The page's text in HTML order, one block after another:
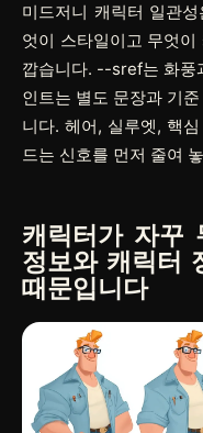
미드저니 캐릭터 일관
엇이 스타일이고 무엇
깝습니다. --sref는 화풍
인트는 별도 문장과 기
니다. 헤어, 실루엣, 핵
드는 신호를 먼저 줄여
캐릭터가 자꾸
정보와 캐릭터
때문입니다